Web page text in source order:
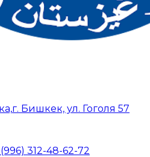
г. Бишкек, ул. Гоголя 57
312-48-62-72